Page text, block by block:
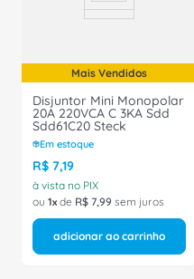
Mais Vendidos
Disjuntor Mini Monopolar
20A 220VCA C 3KA Sdd
Sdd61C20 Steck
Em estoque
R$ 7,19
à vista no PIX
ou 1 de R$ 7,99 sem juros
adicionar ao carrinho